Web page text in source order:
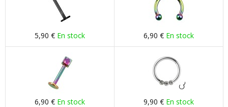
5,90 € En stock 6,90 € En stock
6,90 € En stock 9,90 € En stock